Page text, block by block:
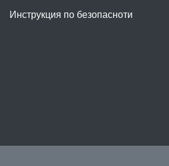
Инструкция по безопасноти